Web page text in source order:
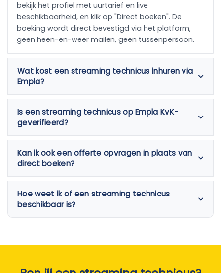
bekijk het profiel met uurtarief en live
beschikbaarheid, en klik op "Direct boeken". De
boeking wordt direct bevestigd via het platform,
geen heen-en-weer mailen, geen tussenpersoon.
Wat kost een streaming technicus inhuren via
Empla?
Is een streaming technicus op Empla KvK-
geverifieerd?
Kan ik ook een offerte opvragen in plaats van
direct boeken?
Hoe weet ik of een streaming technicus
beschikbaar is?